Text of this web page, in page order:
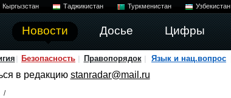
Кыргызстан Таджикистан Туркменистан Узбекистан
Новости Досье Цифры
Безопасность Правопорядок Язык и нац.вопрос
в редакцию stanradar@mail.ru
/